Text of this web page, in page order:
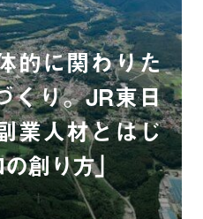
的に関わりた
くり。JR東日
業人材とはじ
創り方」